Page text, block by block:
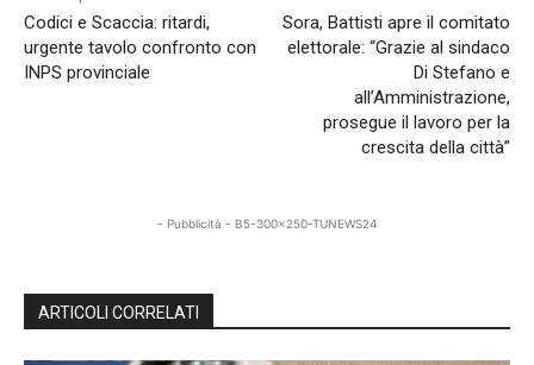
Codici e Scaccia: ritardi,
urgente tavolo confronto con
INPS provinciale
Sora, Battisti apre il comitato
elettorale: “Grazie al sindaco
Di Stefano e
all’Amministrazione,
prosegue il lavoro per la
crescita della città”
- Pubblicità - B5-300x250-TUNEWS24
ARTICOLI CORRELATI